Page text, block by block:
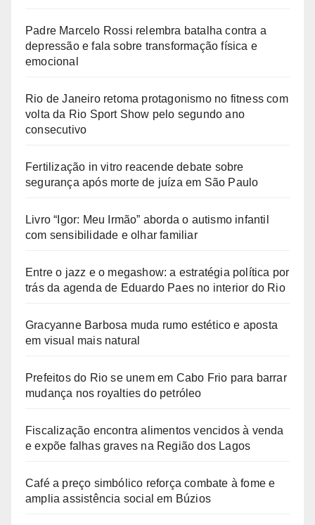
Padre Marcelo Rossi relembra batalha contra a
depressão e fala sobre transformação física e
emocional
Rio de Janeiro retoma protagonismo no fitness com
volta da Rio Sport Show pelo segundo ano
consecutivo
Fertilização in vitro reacende debate sobre
segurança após morte de juíza em São Paulo
Livro “Igor: Meu Irmão” aborda o autismo infantil
com sensibilidade e olhar familiar
Entre o jazz e o megashow: a estratégia política por
trás da agenda de Eduardo Paes no interior do Rio
Gracyanne Barbosa muda rumo estético e aposta
em visual mais natural
Prefeitos do Rio se unem em Cabo Frio para barrar
mudança nos royalties do petróleo
Fiscalização encontra alimentos vencidos à venda
e expõe falhas graves na Região dos Lagos
Café a preço simbólico reforça combate à fome e
amplia assistência social em Búzios